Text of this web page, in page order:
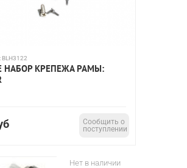
BLH3122
НАБОР КРЕПЕЖА РАМЫ:
Сообщить о
поступлении
Нет в наличии